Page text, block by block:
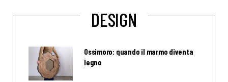
DESIGN
Ossimoro: quando il marmo diventa
legno